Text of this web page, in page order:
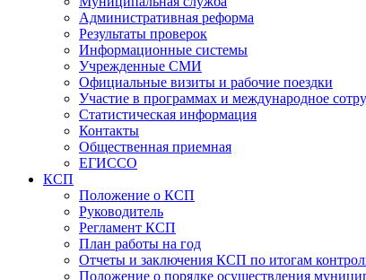
Административная реформа
Результаты проверок
Информационные системы
Учрежденные СМИ
Официальные визиты и рабочие поездки
Участие в программах и международное
Статистическая информация
Контакты
Общественная приемная
ЕГИССО
КСП
Положение о КСП
Руководитель
Регламент КСП
План работы на год
Отчеты и заключения КСП по итогам
Положение о порядке осуществления